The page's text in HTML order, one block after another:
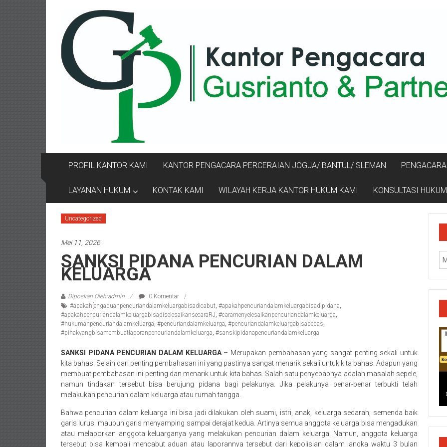
KANTOR
PENGACARA
GUSRIANTO
&
PARTNERS
/
Pengacara
Advokat
Hukum
Konsultan
Hukum
Pajak/
Mediator/
Mediasi/
Yogyakarta/Bantul/Sleman/Gunung
Kidul/Wonosari/Wates/Kulonprogo/
Yogyakarta/Jogja/
Purwakarta,
Sukoharjo/
Semarang/
Batang/Brebes/
Kebumen/Magelang/Temanggung/Mungkid/Demak/Cilacap/Boyolali/Grobogan/Jepara/Pati/Pekalongan/
Batu/
Blitar/Surabaya/Palembang/
PROFIL KANTOR KAMI KANTOR PENGACARA PERCERAIAN JOGJA/ BANTUL/ SLEMAN
LAYANAN HUKUM KONTAK KAMI WILAYAH KERJA KANTOR HUKUM KAMI KONSULTASI
Uncategorized
Mei 11, 2026
SANKSI PIDANA PENCURIAN DALAM
KELUARGA
Diposkan Oleh:admin
0 Komentar
#apakah[engaduanpencuriandalamkeluargabisadicabut, #apakahpencuriandalamkeluargabisadipidana,
#apakahpencuriandalamkeluargabisadiselesaikansecaraRJ, #caramenyelesaikanpencuriandalamkeluarga,
#hukumanpencuriandalamkeluarga, #pencuriandalamkeluarga, #pencuriandalamkeluargabisabebas,
#pihakyangbisamembuatlaporanpencuriandalamkeluarga, #sanskipidanapencuriandalamkeluarga
SANKSI PIDANA PENCURIAN DALAM KELUARGA– Merupakan pembahasan yang sangat penting sekali untuk
kita bahas. Selain dari penting pembahasan ini yang pastinya sangat menarik sekali untuk kita bahas. Adapun yang
membuat pembahasan ini penting dan menarik untuk kita bahas. Salah satu penyebabnya adalah masalah sepele,
namun tindakan tersebut bisa berujung pidana bagi pelakunya. Jika pelakunya benar-benar terbukti telah
melakukan pencurian dalam keluarga atau rumah tangga.
Bahwa pencurian dalam keluarga ini bisa jadi dilakukan oleh suami, istri, anak, keluarga sedarah, semenda baik
garis lurus maupun garis menyamping sampai derajat kedua. Artinya semua anggota keluarga bisa mengadukan
atau melaporkan anggota keluarganya yang melakukan pencurian dalam keluarga. Namun, anggota keluarga
tersebut bisa kembali mencabut aduan atau laporannya tersebut dari kepolisian dalam jangka waktu 3 bulan